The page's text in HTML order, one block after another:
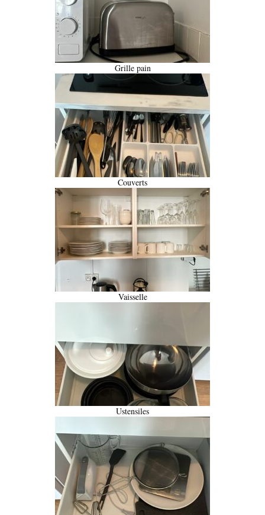
Grille pain
Couverts
Vaisselle
Ustensiles